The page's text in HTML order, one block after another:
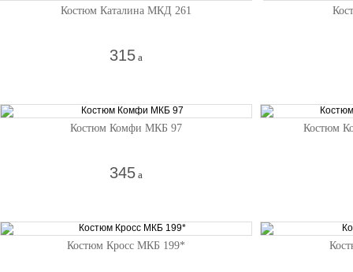
Костюм Каталина МКД 261
315 a
Костюм Комфи МКБ 97
345 a
Костюм
Костюм Кросс МКБ 199*